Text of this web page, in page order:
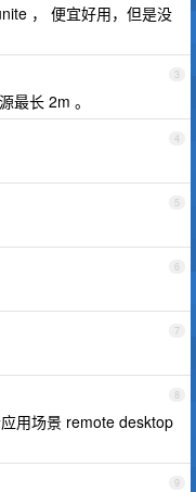
， 便宜好用，但是没
3
最长 2m 。
4
5
6
7
8
用场景 remote desktop
9